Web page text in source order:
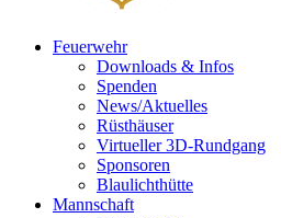
Feuerwehr
Downloads & Infos
Spenden
News/Aktuelles
Rüsthäuser
Virtueller 3D-Rundgang
Sponsoren
Blaulichthütte
Mannschaft